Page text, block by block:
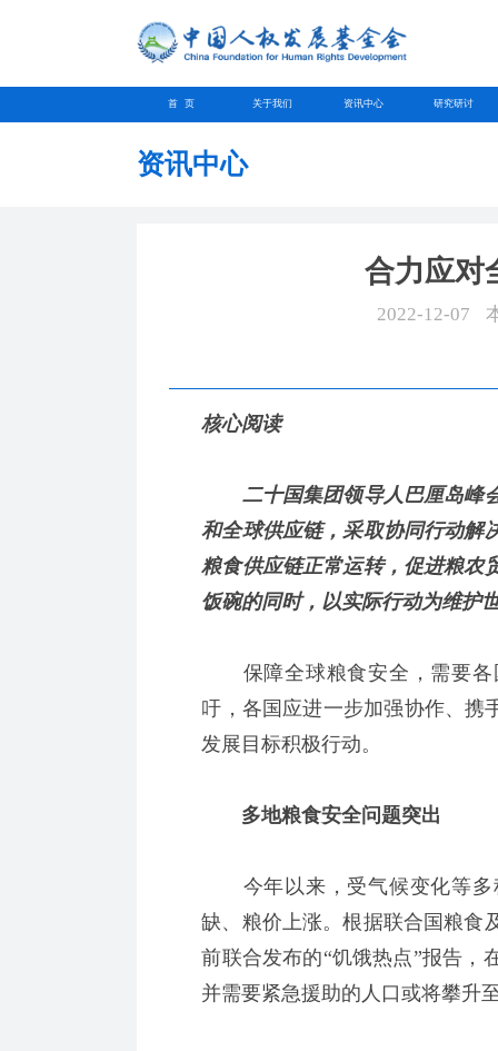
首 页 关于我们 资讯中心 研究研讨
资讯中心
合力应对
2022-12-07
核心阅读
二十国集团领导人巴厘岛峰会
和全球供应链，采取协同行动解
粮食供应链正常运转，促进粮农
饭碗的同时，以实际行动为维护
保障全球粮食安全，需要各
吁，各国应进一步加强协作、携
发展目标积极行动。
多地粮食安全问题突出
今年以来，受气候变化等多
缺、粮价上涨。根据联合国粮食
前联合发布的“饥饿热点”报告，
并需要紧急援助的人口或将攀升